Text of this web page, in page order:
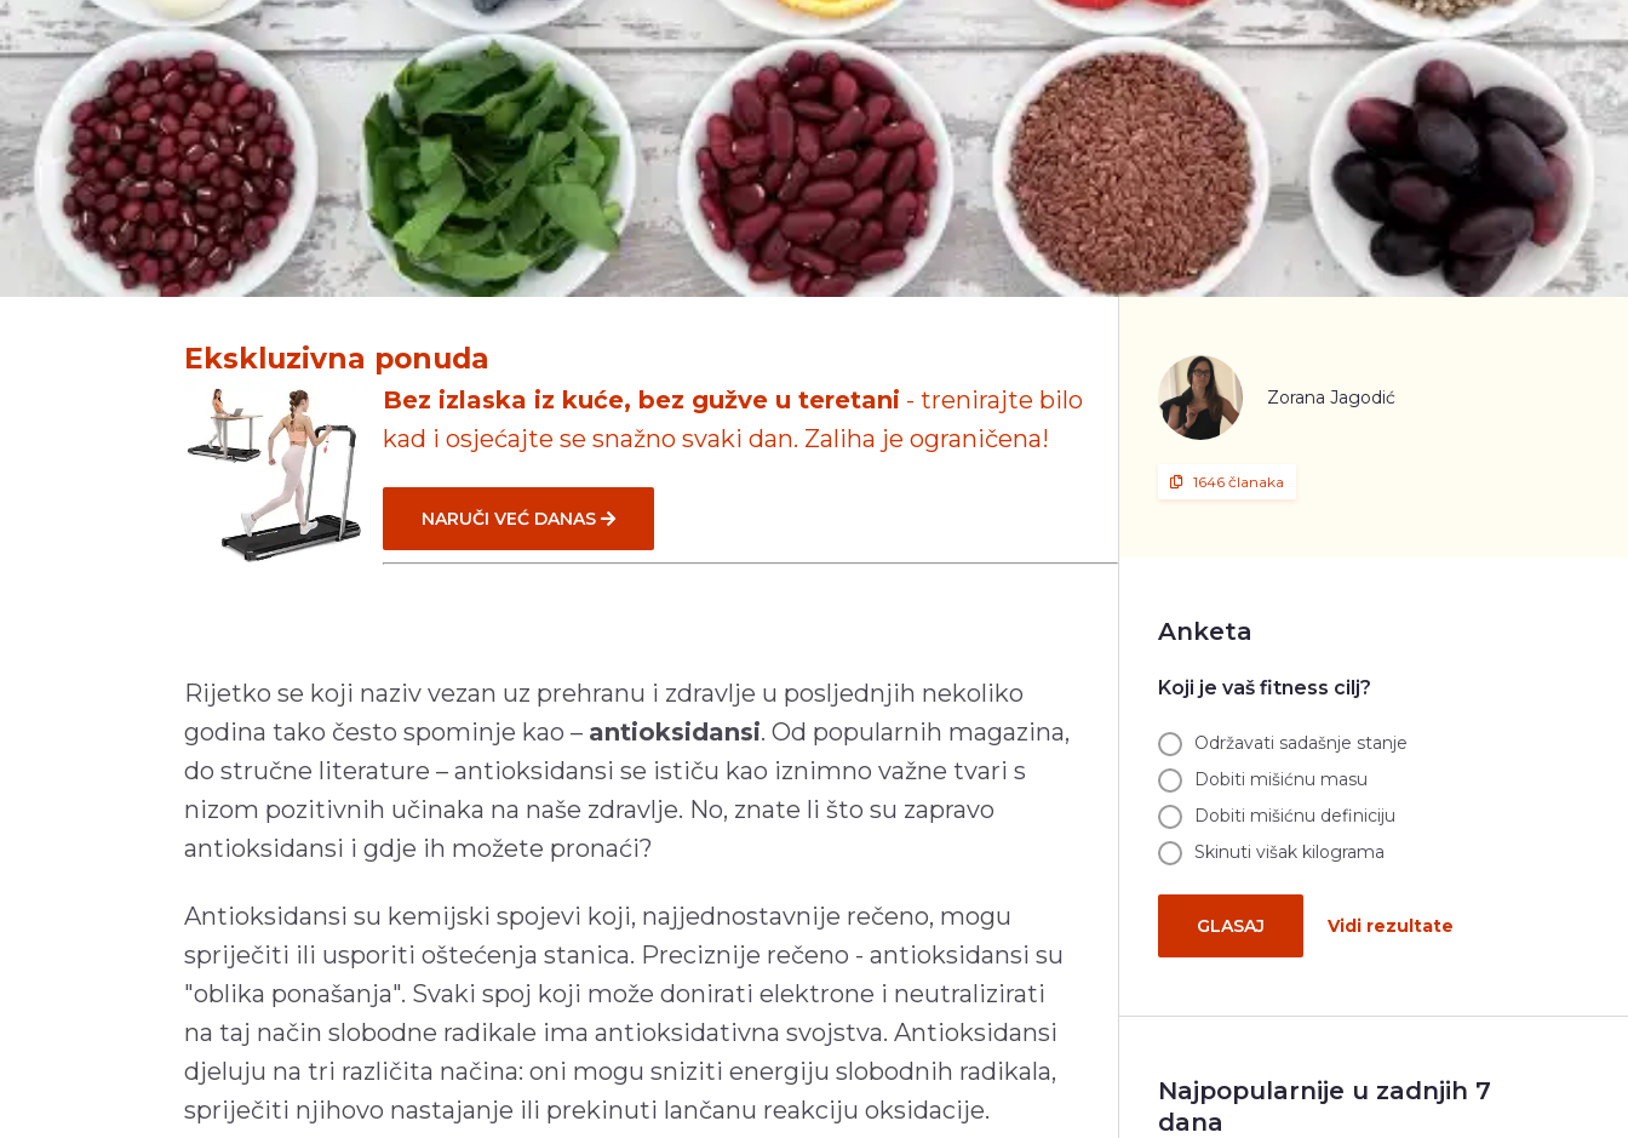
Ekskluzivna ponuda
Bez izlaska iz kuće, bez gužve u teretani - trenirajte bilo
kad i osjećajte se snažno svaki dan. Zaliha je ograničena!
NARUČI VEĆ DANAS
Rijetko se koji naziv vezan uz prehranu i zdravlje u posljednjih nekoliko
godina tako često spominje kao – antioksidansi. Od popularnih magazina,
do stručne literature – antioksidansi se ističu kao iznimno važne tvari s
nizom pozitivnih učinaka na naše zdravlje. No, znate li što su zapravo
antioksidansi i gdje ih možete pronaći?
Antioksidansi su kemijski spojevi koji, najjednostavnije rečeno, mogu
spriječiti ili usporiti oštećenja stanica. Preciznije rečeno - antioksidansi su
"oblika ponašanja". Svaki spoj koji može donirati elektrone i neutralizirati
na taj način slobodne radikale ima antioksidativna svojstva. Antioksidansi
djeluju na tri različita načina: oni mogu sniziti energiju slobodnih radikala,
spriječiti njihovo nastajanje ili prekinuti lančanu reakciju oksidacije.
Zorana Jagodić
1646 članaka
Anketa
Koji je vaš fitness cilj?
Održavati sadašnje stanje
Dobiti mišićnu masu
Dobiti mišićnu definiciju
Skinuti višak kilograma
GLASAJ Vidi rezultate
Najpopularnije u zadnjih 7
dana